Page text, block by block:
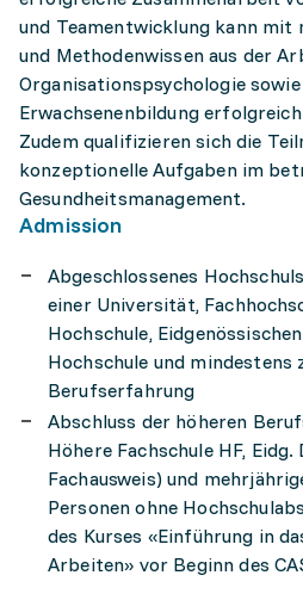
und Teamentwicklung kann mit
und Methodenwissen aus der
Organisationspsychologie
Erwachsenenbildung
Zudem qualifizieren sich die
konzeptionelle Aufgaben im
Gesundheitsmanagement.
Admission
Abgeschlossenes
einer Universität,
Hochschule,
Hochschule und mindestens
Berufserfahrung
Abschluss der höheren
Höhere Fachschule HF, Eidg.
Fachausweis) und
Personen ohne
des Kurses «Einführung in
Arbeiten» vor Beginn des